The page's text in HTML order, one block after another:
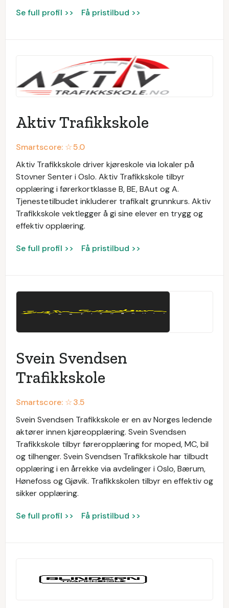
Se full profil >> Få pristilbud >>
Aktiv Trafikkskole
Smartscore: ☆5.0
Aktiv Trafikkskole driver kjøreskole via lokaler på
Stovner Senter i Oslo. Aktiv Trafikkskole tilbyr
opplæring i førerkortklasse B, BE, BAut og A.
Tjenestetilbudet inkluderer trafikalt grunnkurs. Aktiv
Trafikkskole vektlegger å gi sine elever en trygg og
effektiv opplæring.
Se full profil >> Få pristilbud >>
Svein Svendsen
Trafikkskole
Smartscore: ☆3.5
Svein Svendsen Trafikkskole er en av Norges ledende
aktører innen kjøreopplæring. Svein Svendsen
Trafikkskole tilbyr føreropplæring for moped, MC, bil
og tilhenger. Svein Svendsen Trafikkskole har tilbudt
opplæring i en årrekke via avdelinger i Oslo, Bærum,
Hønefoss og Gjøvik. Trafikkskolen tilbyr en effektiv og
sikker opplæring.
Se full profil >> Få pristilbud >>